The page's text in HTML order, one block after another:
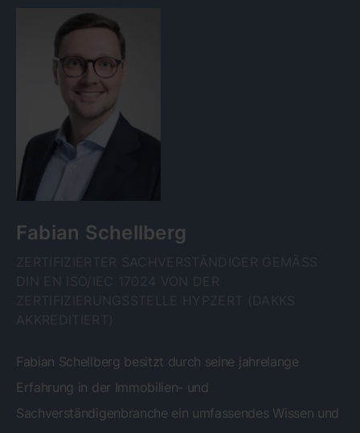
Fabian Schellberg
Fabian Schellberg besitzt durch seine jahrelange
Erfahrung in der Immobilien- und
Sachverständigenbranche ein umfassendes Wissen und